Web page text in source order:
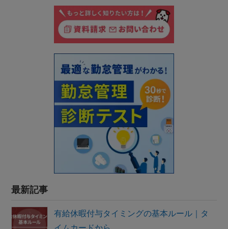
最新記事
有給休暇付与タイミングの基本ルール｜タ